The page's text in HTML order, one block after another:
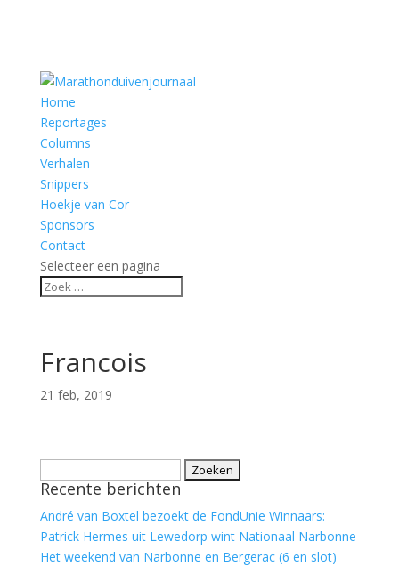
Home
Reportages
Columns
Verhalen
Snippers
Hoekje van Cor
Sponsors
Contact
Selecteer een pagina
Francois
21 feb, 2019
naar:
Recente berichten
André van Boxtel bezoekt de FondUnie Winnaars:
Patrick Hermes uit Lewedorp wint Nationaal Narbonne
Het weekend van Narbonne en Bergerac (6 en slot)